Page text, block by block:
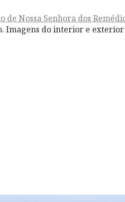
de Nossa Senhora dos
Imagens do interior e